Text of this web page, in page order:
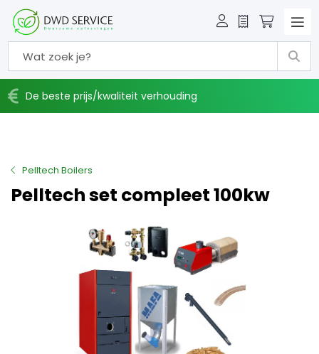
Offerte
De beste prijs/kwaliteit verhouding
Pelltech Boilers
Pelltech set compleet 100kw